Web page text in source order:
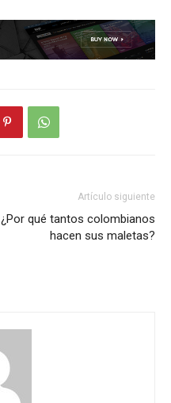
Artículo siguiente
¿Por qué tantos colombianos
hacen sus maletas?